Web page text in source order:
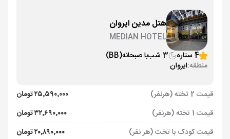
هتل مدین ایروان
MEDIAN HOTEL
4 ستاره
3 شب با صبحانه(BB)
منطقه:ایروان
قیمت 2 تخته (هرنفر)
۲۵٬۵۹۰٬۰۰۰ تومان
قیمت 1 تخته (هرنفر)
۳۲٬۶۹۰٬۰۰۰ تومان
قیمت کودک با تخت (هر نفر)
۲۰٬۸۹۰٬۰۰۰ تومان